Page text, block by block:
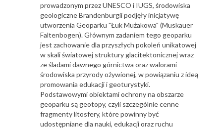
prowadzonym przez UNESCO i IUGS, środowiska
geologiczne Brandenburgii podjęły inicjatywę
utworzenia Geoparku "Łuk Mużakowa" (Muskauer
Faltenbogen). Głównym zadaniem tego geoparku
jest zachowanie dla przyszłych pokoleń unikatowej
w skali światowej struktury glacitektonicznej wraz
ze śladami dawnego górnictwa oraz walorami
środowiska przyrody ożywionej, w powiązaniu z ideą
promowania edukacji i geoturystyki.
Podstawowymi obiektami ochrony na obszarze
geoparku są geotopy, czyli szczególnie cenne
fragmenty litosfery, które powinny być
udostępniane dla nauki, edukacji oraz ruchu